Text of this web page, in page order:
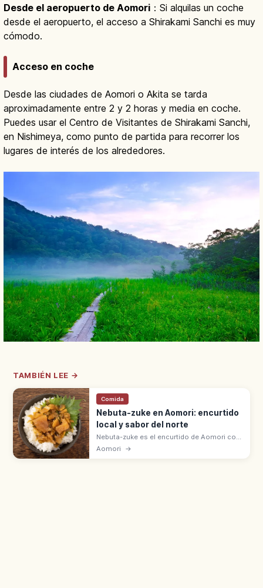
Desde el aeropuerto de Aomori ：Si alquilas un coche
desde el aeropuerto, el acceso a Shirakami Sanchi es muy
cómodo.
Acceso en coche
Desde las ciudades de Aomori o Akita se tarda
aproximadamente entre 2 y 2 horas y media en coche.
Puedes usar el Centro de Visitantes de Shirakami Sanchi,
en Nishimeya, como punto de partida para recorrer los
lugares de interés de los alrededores.
TAMBIÉN LEE →
Comida
Nebuta-zuke en Aomori: encurtido
local y sabor del norte
Nebuta-zuke es el encurtido de Aomori con
calamar, hueva de arenque y kombu en
Aomori →